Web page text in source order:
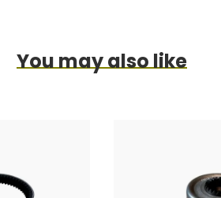
You may also like